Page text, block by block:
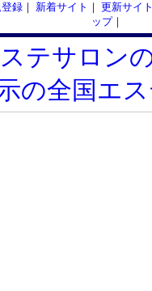
録｜ 新着サイト ｜ 更新サイ
ップ｜
テサロン
の全国エ